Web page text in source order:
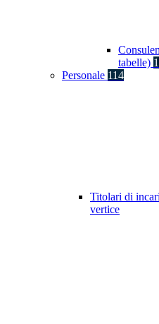
tabelle) 1
Personale 114
Titolari di
vertice